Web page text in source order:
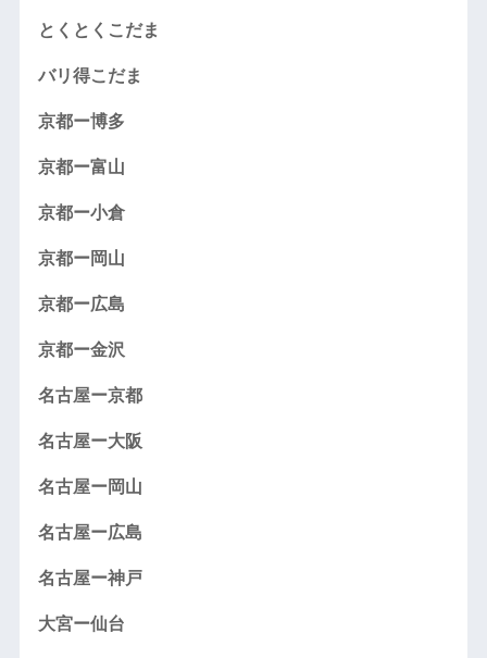
とくとくこだま
バリ得こだま
京都ー博多
京都ー富山
京都ー小倉
京都ー岡山
京都ー広島
京都ー金沢
名古屋ー京都
名古屋ー大阪
名古屋ー岡山
名古屋ー広島
名古屋ー神戸
大宮ー仙台